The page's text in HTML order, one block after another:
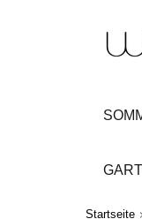
Startseite